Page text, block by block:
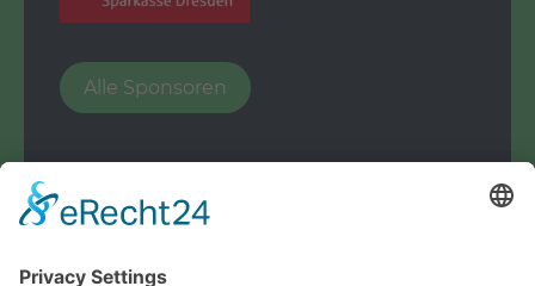
Alle Sponsoren
© Handballspielverein Dresden e.V.